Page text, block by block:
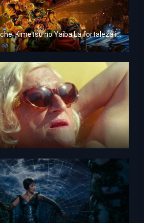
Guardianes de la noche: Kimetsu no Yaiba La fortaleza infinita